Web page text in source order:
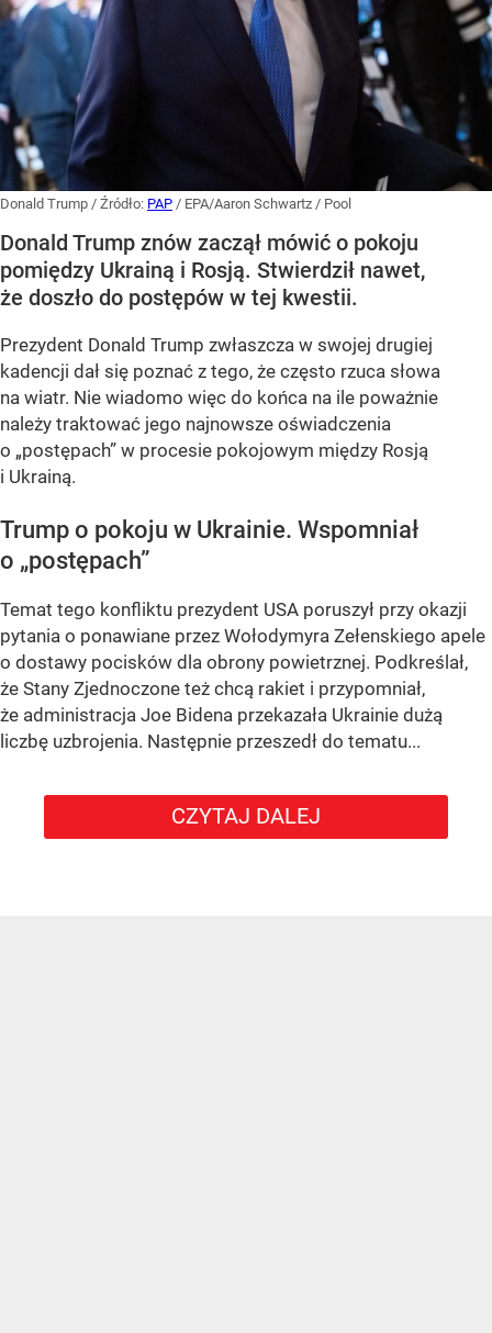
Donald Trump / Źródło: PAP / EPA/Aaron Schwartz / Pool
Donald Trump znów zaczął mówić o pokoju
pomiędzy Ukrainą i Rosją. Stwierdził nawet,
że doszło do postępów w tej kwestii.
Prezydent Donald Trump zwłaszcza w swojej drugiej
kadencji dał się poznać z tego, że często rzuca słowa
na wiatr. Nie wiadomo więc do końca na ile poważnie
należy traktować jego najnowsze oświadczenia
o „postępach” w procesie pokojowym między Rosją
i Ukrainą.
Trump o pokoju w Ukrainie. Wspomniał
o „postępach”
Temat tego konfliktu prezydent USA poruszył przy okazji
pytania o ponawiane przez Wołodymyra Zełenskiego apele
o dostawy pocisków dla obrony powietrznej. Podkreślał,
że Stany Zjednoczone też chcą rakiet i przypomniał,
że administracja Joe Bidena przekazała Ukrainie dużą
liczbę uzbrojenia. Następnie przeszedł do tematu...
CZYTAJ DALEJ